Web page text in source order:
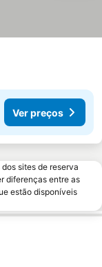
preços
Ver preços
sites de reserva
diferenças entre as
estão disponíveis